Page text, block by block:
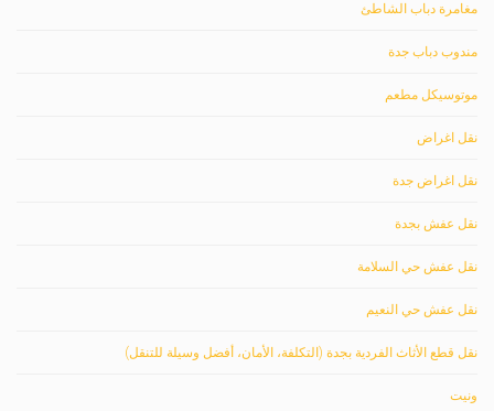
مغامرة دباب الشاطئ
مندوب دباب جدة
موتوسيكل مطعم
نقل اغراض
نقل اغراض جدة
نقل عفش بجدة
نقل عفش حي السلامة
نقل عفش حي النعيم
نقل قطع الأثاث الفردية بجدة (التكلفة، الأمان، أفضل وسيلة للتنقل)
ونيت